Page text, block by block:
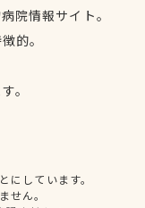
院情報サイト。
的。
。
しています。
せん。